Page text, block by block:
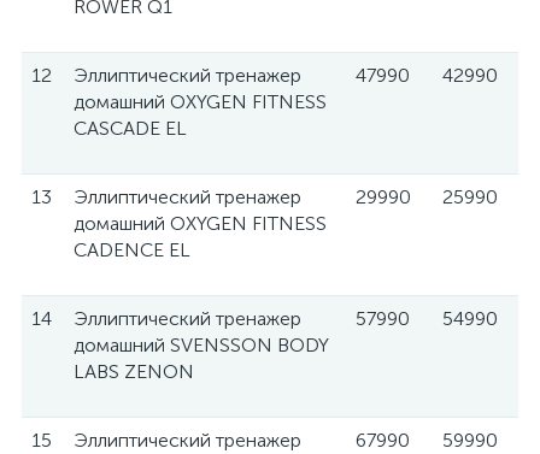
ROWER Q1
12
Эллиптический тренажер
домашний OXYGEN FITNESS
CASCADE EL
47990 42990
13
Эллиптический тренажер
домашний OXYGEN FITNESS
CADENCE EL
29990 25990
14
Эллиптический тренажер
домашний SVENSSON BODY
LABS ZENON
57990 54990
15
Эллиптический тренажер
67990 59990